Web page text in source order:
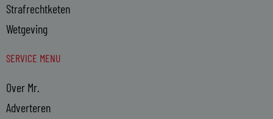
Strafrechtketen
Wetgeving
SERVICE MENU
Over Mr.
Adverteren